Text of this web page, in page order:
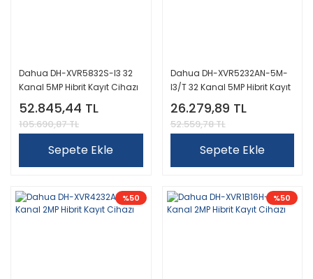
Dahua DH-XVR5832S-I3 32
Kanal 5MP Hibrit Kayıt Cihazı
52.845,44 TL
105.690,87 TL
Sepete Ekle
Dahua DH-XVR5232AN-5M-
I3/T 32 Kanal 5MP Hibrit Kayıt
Cihazı
26.279,89 TL
52.559,78 TL
Sepete Ekle
%50 %50